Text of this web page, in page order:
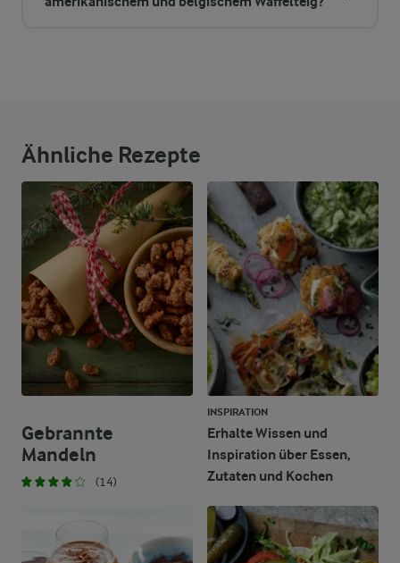
Ähnliche Rezepte
Gebrannte
Mandeln
(14)
INSPIRATION
Erhalte Wissen und
Inspiration über Essen,
Zutaten und Kochen